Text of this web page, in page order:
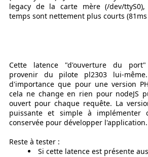
legacy de la carte mère (/dev/
temps sont nettement plus courts (81ms
Cette latence "d'ouverture du
provenir du pilote pl2303 lui-
d'importance que pour une version
cela ne change en rien pour nodeJS
ouvert pour chaque requête. La
puissante et simple à implémenter
conservée pour développer l'application.
Reste à tester :
Si cette latence est présente